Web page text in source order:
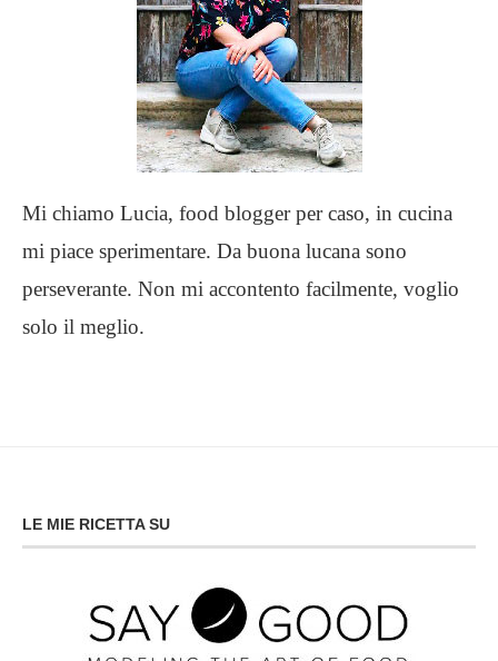
Mi chiamo Lucia, food blogger per caso, in cucina
mi piace sperimentare. Da buona lucana sono
perseverante. Non mi accontento facilmente, voglio
solo il meglio.
LE MIE RICETTA SU